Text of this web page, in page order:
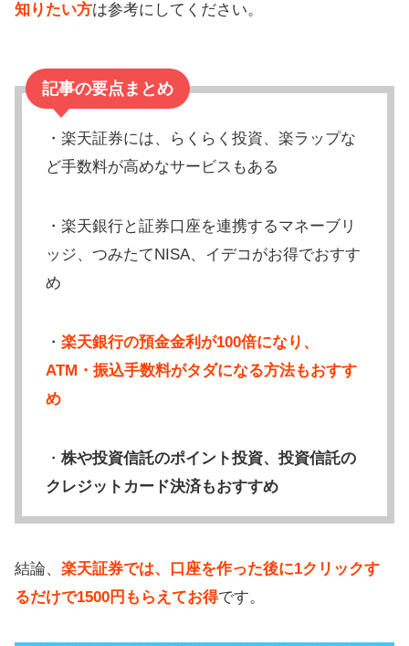
知りたい方は参考にしてください。
記事の要点まとめ
・楽天証券には、らくらく投資、楽ラップな
ど手数料が高めなサービスもある
・楽天銀行と証券口座を連携するマネーブリ
ッジ、つみたてNISA、イデコがお得でおすす
め
・ 楽天銀行の預金金利が100倍になり、
ATM・振込手数料がタダになる方法もおすす
め
・ 株や投資信託のポイント投資、投資信託の
クレジットカード決済もおすすめ
結論、 楽天証券では、口座を作った後に1クリックす
るだけで1500円もらえてお得です。